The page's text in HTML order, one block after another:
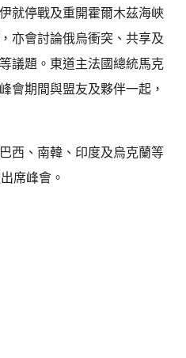
就停戰及重開霍爾木茲海峽
亦會討論俄烏衝突、共享及
議題。東道主法國總統馬克
會期間與盟友及夥伴一起，
西、南韓、印度及烏克蘭等
席峰會。